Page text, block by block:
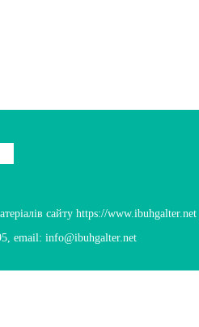
сайту https://www.ibuhgalter.net
, email: info@ibuhgalter.net